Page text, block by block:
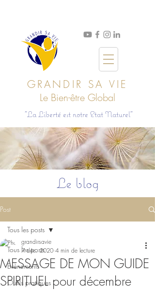
GRANDIR SA VIE
Le Bien-être Global
"La Liberté est notre Etat Naturel"
Le blog
Post
Tous les posts
Evènements
Outils pratiques
Tous les posts
MESSAGE DE MON GUIDE
SPIRITUEL pour décembre
grandirsavie
7 déc. 2020 4 min de lecture